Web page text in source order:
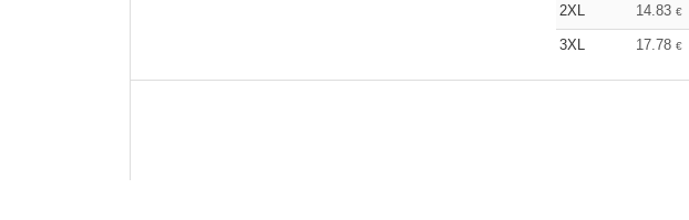
2XL 14.83€
3XL 17.78€